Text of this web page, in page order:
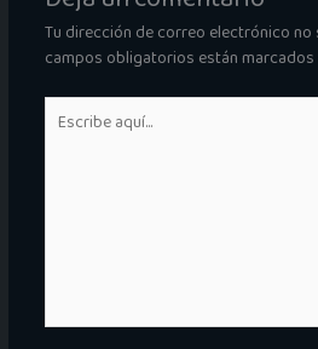
Tu dirección de correo electrónico no
campos obligatorios están marcados
aquí...